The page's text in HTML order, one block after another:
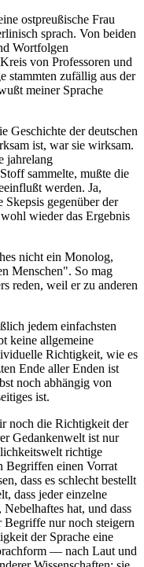
ostpreußische Frau
sprach. Von beiden
Wortfolgen
von Professoren und
stammten zufällig aus der
meiner Sprache
Geschichte der deutschen
ist, war sie wirksam.
jahrelang
sammelte, mußte die
werden. Ja,
Skepsis gegenüber der
wieder das Ergebnis
nicht ein Monolog,
Menschen". So mag
reden, weil er zu anderen
jedem einfachsten
keine allgemeine
Richtigkeit, wie es
Ende aller Enden ist
noch abhängig von
ist.
noch die Richtigkeit der
Gedankenwelt ist nur
richtige
Begriffen einen Vorrat
dass es schlecht bestellt
dass jeder einzelne
hat, und dass
Begriffe nur noch steigern
der Sprache eine
— nach Laut und